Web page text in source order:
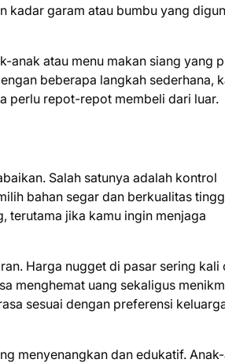
kadar garam atau bumbu yang
anak atau menu makan siang yang
beberapa langkah sederhana,
perlu repot-repot membeli dari luar.
Salah satunya adalah kontrol
bahan segar dan berkualitas
terutama jika kamu ingin menjaga
Harga nugget di pasar sering kali
menghemat uang sekaligus
sesuai dengan preferensi
menyenangkan dan edukatif.